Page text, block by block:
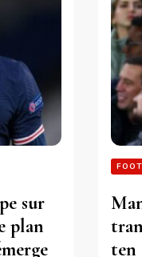
sur
plan
ten